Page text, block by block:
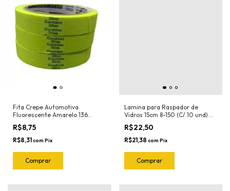
Fita Crepe Automotiva
Fluorescente Amarelo 136
18mmX30mt Nastro
R$8,75
R$8,31com Pix
Lamina para Raspador de
Vidros 15cm 8-150 (C/ 10 und)
Exfak (Para o Raspador 15-054
Exfak)
R$22,50
R$21,38 com Pix